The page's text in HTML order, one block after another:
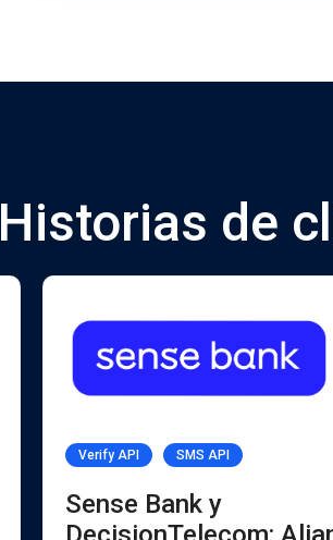
Historias de
Verify API SMS API
Sense Bank y